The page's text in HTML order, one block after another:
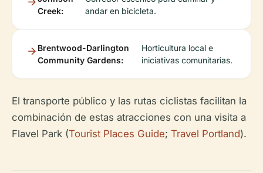
Creek:
andar en bicicleta.
Brentwood-Darlington
Community Gardens:
Horticultura local e
iniciativas comunitarias.
El transporte público y las rutas ciclistas facilitan la
combinación de estas atracciones con una visita a
Flavel Park (Tourist Places Guide; Travel Portland).